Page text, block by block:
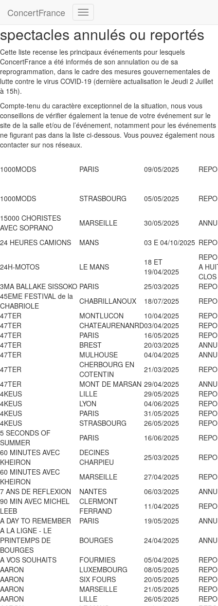
ConcertFrance
Déplier
la
navigation
COVID-19 - Informations
spectacles annulés ou reportés
Cette liste recense les principaux événements pour lesquels
ConcertFrance a été informés de son annulation ou de sa
reprogrammation, dans le cadre des mesures gouvernementales de
lutte contre le virus COVID-19 (dernière actualisation le Jeudi 2 Juillet
à 15h).
Compte-tenu du caractère exceptionnel de la situation, nous vous
conseillons de vérifier également la tenue de votre événement sur le
site de la salle et/ou de l’événement, notamment pour les événements
ne figurant pas dans la liste ci-dessous. Vous pouvez également nous
contacter sur nos réseaux.
1000MODS PARIS 09/05/2025
1000MODS STRASBOURG 05/05/2025
15000 CHORISTES
AVEC SOPRANO
MARSEILLE 30/05/2025
24 HEURES CAMIONS
MANS 03 E 04/10/2025
24H-MOTOS LE MANS
18 ET
19/04/2025
A
CLOS
3MA BALLAKE SISSOKO PARIS 25/03/2025
45EME FESTIVAL de la
CHABRIOLE
CHABRILLANOUX 18/07/2025
47TER
MONTLUCON 10/04/2025
47TER
CHATEAURENANRD03/04/2025
47TER
PARIS 16/05/2025
47TER
BREST 20/03/2025
47TER
MULHOUSE 04/04/2025
47TER
CHERBOURG EN
COTENTIN
21/03/2025
47TER
MONT DE MARSAN 29/04/2025
4KEUS
LILLE 29/05/2025
4KEUS
LYON 04/06/2025
4KEUS
PARIS 31/05/2025
4KEUS
STRASBOURG 26/05/2025
5 SECONDS OF
SUMMER
PARIS 16/06/2025
60 MINUTES AVEC
KHEIRON
DECINES
CHARPIEU
25/03/2025
60 MINUTES AVEC
KHEIRON
MARSEILLE 27/04/2025
7 ANS DE REFLEXION
NANTES 06/03/2025
90 MIN AVEC MICHEL
LEEB
CLERMONT
FERRAND
11/04/2025
A DAY TO REMEMBER
PARIS 19/05/2025
A LA LIGNE - LE
PRINTEMPS DE
BOURGES
BOURGES 24/04/2025
A VOS SOUHAITS
FOURMIES 05/04/2025
AARON
LUXEMBOURG 08/05/2025
AARON
SIX FOURS 20/05/2025
AARON
MARSEILLE 21/05/2025
AARON
LILLE 26/05/2025